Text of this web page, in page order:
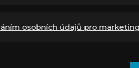
osobních údajů pro